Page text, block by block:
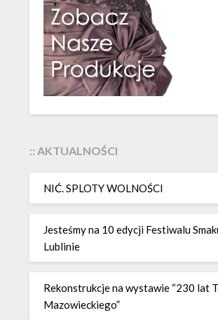
:: AKTUALNOŚCI
NIĆ. SPLOTY WOLNOŚCI
Jesteśmy na 10 edycji Festiwalu
Lublinie
Rekonstrukcje na wystawie “230 lat
Mazowieckiego”